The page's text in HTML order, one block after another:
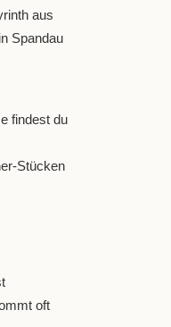
aus
Spandau
findest du
Stücken
oft